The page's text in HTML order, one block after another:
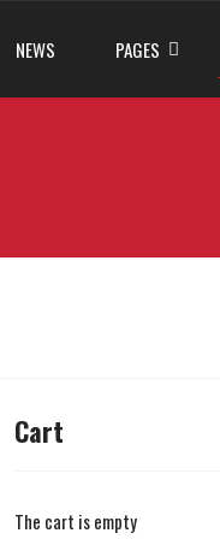
NEWS PAGES
Cart
The cart is empty